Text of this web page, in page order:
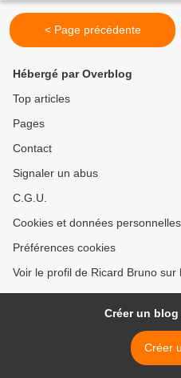
< Page précédente
Hébergé par Overblog
Top articles
Pages
Contact
Signaler un abus
C.G.U.
Cookies et données personnelles
Préférences cookies
Voir le profil de Ricard Bruno sur
Créer un
Créer